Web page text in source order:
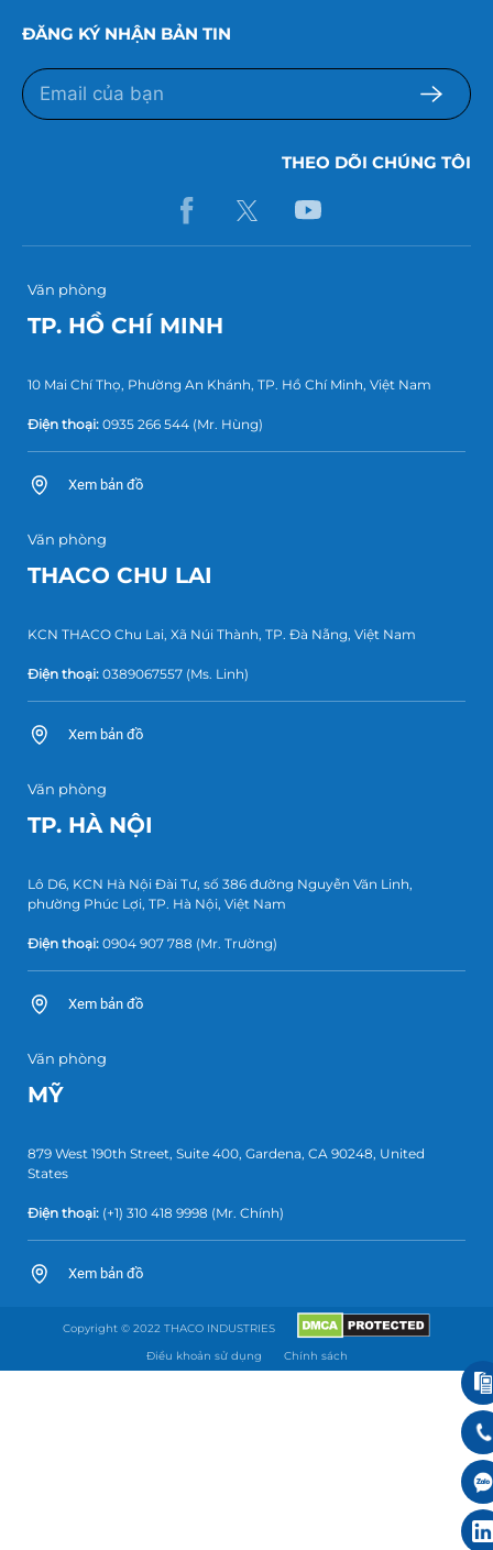
ĐĂNG KÝ NHẬN BẢN TIN
THEO DÕI CHÚNG TÔI
Văn phòng
TP. HỒ CHÍ MINH
10 Mai Chí Thọ, Phường An Khánh, TP. Hồ Chí Minh, Việt Nam
Điện thoại: 0935 266 544 (Mr. Hùng)
Xem bản đồ
Văn phòng
THACO CHU LAI
KCN THACO Chu Lai, Xã Núi Thành, TP. Đà Nẵng, Việt Nam
Điện thoại: 0389067557 (Ms. Linh)
Xem bản đồ
Văn phòng
TP. HÀ NỘI
Lô D6, KCN Hà Nội Đài Tư, số 386 đường Nguyễn Văn Linh,
phường Phúc Lợi, TP. Hà Nội, Việt Nam
Điện thoại: 0904 907 788 (Mr. Trường)
Xem bản đồ
Văn phòng
MỸ
879 West 190th Street, Suite 400, Gardena, CA 90248, United
States
Điện thoại: (+1) 310 418 9998 (Mr. Chính)
Xem bản đồ
Copyright © 2022 THACO INDUSTRIES
Điều khoản sử dụng
Chính sách